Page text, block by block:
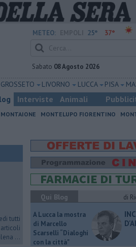
METEO: 25° 37°
Sabato 08 Agosto 2026
GROSSETO LIVORNO LUCCA PISA
Interviste Animali
MONTAIONE MONTELUPO FIORENTINO
tutti
...
Qui Blog
di
A Lucca la mostra
di Marcello
Scarselli “Dialoghi
con la città"